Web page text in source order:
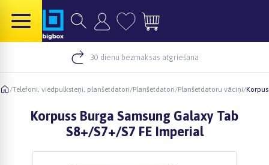
30 dienu bezmaksas atgriešana
/Telefoni, viedpulksteņi, planšetdatori/Planšetdatori/Planšetdatoru vāciņi/
Korpuss Burga Samsung Galaxy Tab
S8+/S7+/S7 FE Imperial